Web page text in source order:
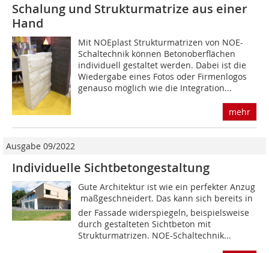
Schalung und Strukturmatrize aus einer
Hand
Mit NOEplast Strukturmatrizen von NOE-
Schaltechnik können Betonoberflächen
individuell gestaltet werden. Dabei ist die
Wiedergabe eines Fotos oder Firmenlogos
genauso möglich wie die Integration...
mehr
Ausgabe 09/2022
Individuelle Sichtbetongestaltung
Gute Architektur ist wie ein perfekter Anzug
 maßgeschneidert. Das kann sich bereits in
der Fassade widerspiegeln, beispielsweise
durch gestalteten Sichtbeton mit
Strukturmatrizen. NOE-Schaltechnik...